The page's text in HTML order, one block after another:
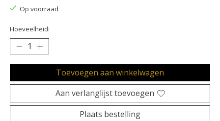
Op voorraad
Hoeveelheid:
Toevoegen aan winkelwagen
Aan verlanglijst toevoegen
Plaats bestelling